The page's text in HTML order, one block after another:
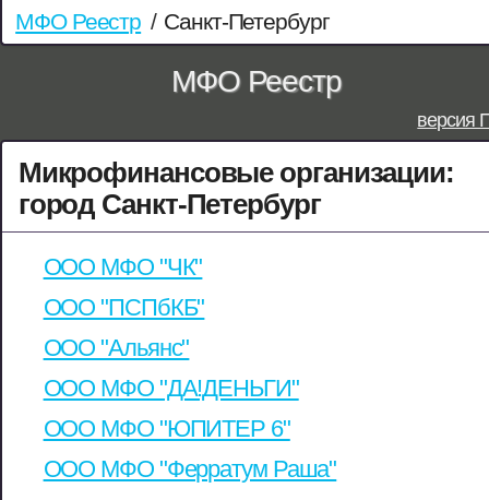
МФО Реестр / Санкт-Петербург
МФО Реестр
версия
Микрофинансовые организации:
город Санкт-Петербург
ООО МФО "ЧК"
ООО "ПСПбКБ"
ООО "Альянс"
ООО МФО "ДА!ДЕНЬГИ"
ООО МФО "ЮПИТЕР 6"
ООО МФО "Ферратум Раша"